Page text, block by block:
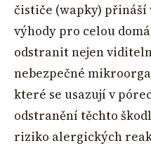
čističe (wapky)
výhody pro celou
odstranit nejen
nebezpečné
které se usazují v
odstranění těchto
riziko alergických